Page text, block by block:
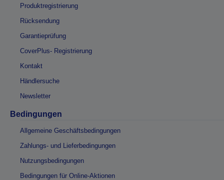
Produktregistrierung
Rücksendung
Garantieprüfung
CoverPlus- Registrierung
Kontakt
Händlersuche
Newsletter
Bedingungen
Allgemeine Geschäftsbedingungen
Zahlungs- und Lieferbedingungen
Nutzungsbedingungen
Bedingungen für Online-Aktionen